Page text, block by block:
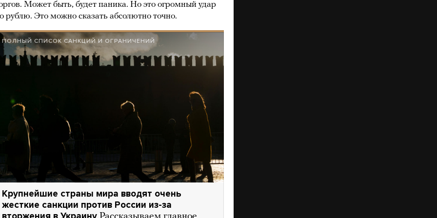
Может быть, будет паника. Но это огромный удар
рублю. Это можно сказать абсолютно точно.
ПОЛНЫЙ СПИСОК САНКЦИЙ И ОГРАНИЧЕНИЙ
Крупнейшие страны мира вводят очень
жесткие санкции против России из-за